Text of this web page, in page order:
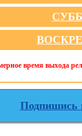
время выхода